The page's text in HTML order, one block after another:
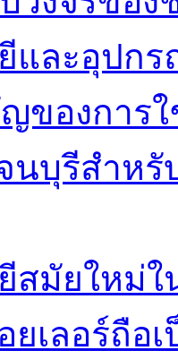
และอุปก
ของการ
บุรีสำหรั
สมัยใหม่ใน
ยเลอร์ถื